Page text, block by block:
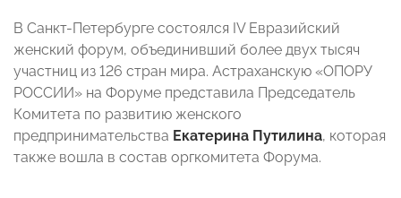
В Санкт-Петербурге состоялся IV Евразийский
женский форум, объединивший более двух тысяч
участниц из 126 стран мира. Астраханскую «ОПОРУ
РОССИИ» на Форуме представила Председатель
Комитета по развитию женского
предпринимательства Екатерина Путилина, которая
также вошла в состав оргкомитета Форума.